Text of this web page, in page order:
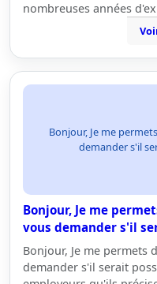
nombreuses années
Bonjour, Je me
demander s'il
Bonjour, Je me
vous demander s'il
Bonjour, Je me permets
demander s'il serait